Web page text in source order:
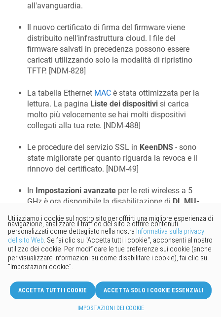
all'avanguardia.
Il nuovo certificato di firma del firmware viene
distribuito nell'infrastruttura cloud. I file del
firmware salvati in precedenza possono essere
caricati utilizzando solo la modalità di ripristino
TFTP. [NDM-828]
La tabella Ethernet MAC è stata ottimizzata per la
lettura. La pagina Liste dei dispositivi si carica
molto più velocemente se hai molti dispositivi
collegati alla tua rete. [NDM-488]
Le procedure del servizio SSL in KeenDNS - sono
state migliorate per quanto riguarda la revoca e il
rinnovo del certificato. [NDM-49]
In Impostazioni avanzate per le reti wireless a 5
GHz è ora disponibile la disabilitazione di DL MU-
Nel caso in cuiACL Wirelessusi la perBlacklist
per il controllo di accesso, i nuovi dispositivi
registrati non verranno più aggiunti
automaticamente alla lista nera. [
Ai fini dell'ottimizzazione delle dimensioni
dell'immagine del firmware Keenetic, il numero
massimo di lingue installate nel sistema è